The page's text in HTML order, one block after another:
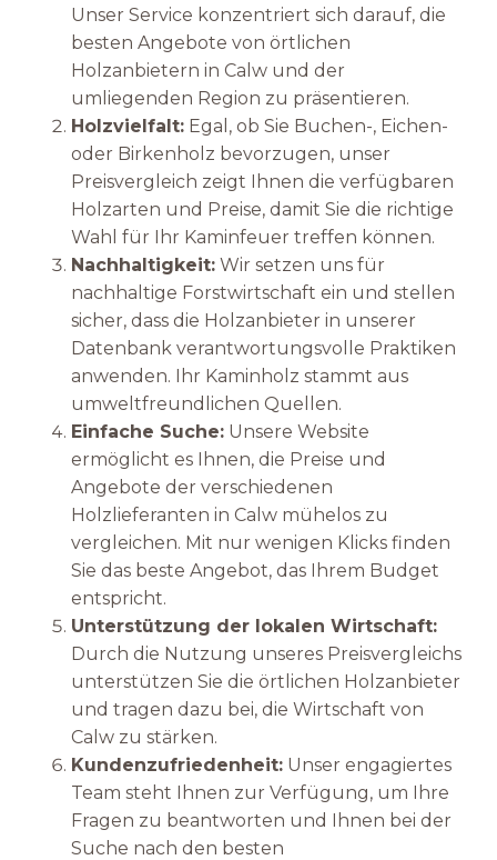
Unser Service konzentriert sich darauf, die
besten Angebote von örtlichen
Holzanbietern in Calw und der
umliegenden Region zu präsentieren.
Holzvielfalt: Egal, ob Sie Buchen-, Eichen-
oder Birkenholz bevorzugen, unser
Preisvergleich zeigt Ihnen die verfügbaren
Holzarten und Preise, damit Sie die richtige
Wahl für Ihr Kaminfeuer treffen können.
Nachhaltigkeit: Wir setzen uns für
nachhaltige Forstwirtschaft ein und stellen
sicher, dass die Holzanbieter in unserer
Datenbank verantwortungsvolle Praktiken
anwenden. Ihr Kaminholz stammt aus
umweltfreundlichen Quellen.
Einfache Suche: Unsere Website
ermöglicht es Ihnen, die Preise und
Angebote der verschiedenen
Holzlieferanten in Calw mühelos zu
vergleichen. Mit nur wenigen Klicks finden
Sie das beste Angebot, das Ihrem Budget
entspricht.
Unterstützung der lokalen Wirtschaft:
Durch die Nutzung unseres Preisvergleichs
unterstützen Sie die örtlichen Holzanbieter
und tragen dazu bei, die Wirtschaft von
Calw zu stärken.
Kundenzufriedenheit: Unser engagiertes
Team steht Ihnen zur Verfügung, um Ihre
Fragen zu beantworten und Ihnen bei der
Suche nach den besten